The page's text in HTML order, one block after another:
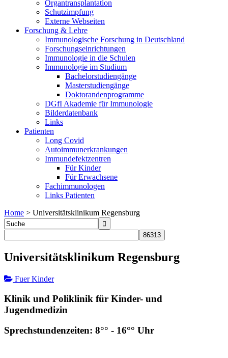
Organtransplantation
Schutzimpfung
Externe Webseiten
Forschung & Lehre
Immunologische Forschung in Deutschland
Forschungseinrichtungen
Immunologie in die Schulen
Immunologie im Studium
Bachelorstudiengänge
Masterstudiengänge
Doktorandenprogramme
DGfI Akademie für Immunologie
Bilderdatenbank
Links
Patienten
Long Covid
Autoimmunerkrankungen
Immundefektzentren
Für Kinder
Für Erwachsene
Fachimmunologen
Links Patienten
Home > Universitätsklinikum Regensburg
Universitätsklinikum Regensburg
Fuer Kinder
Klinik und Poliklinik für Kinder- und
Jugendmedizin
Sprechstundenzeiten: 8°° - 16°° Uhr